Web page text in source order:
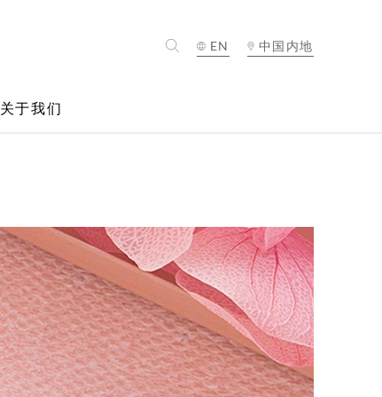
EN 中国内地
关于我们